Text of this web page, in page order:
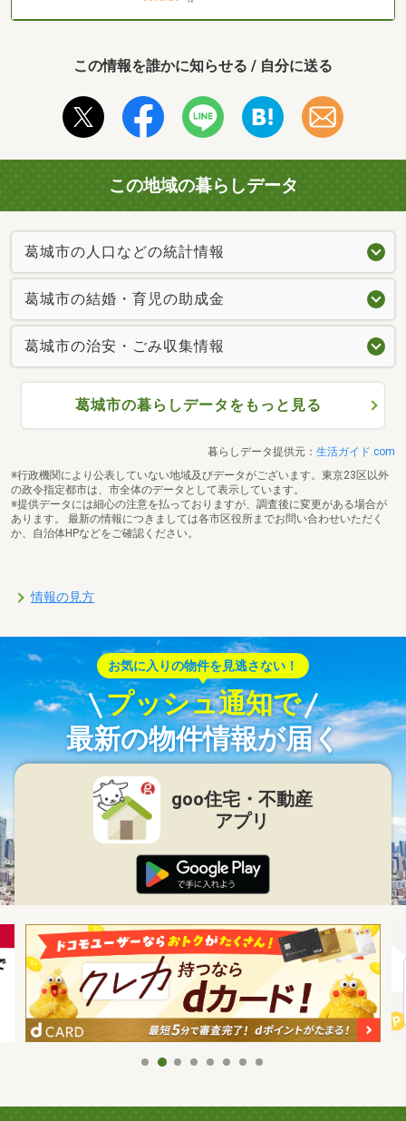
この情報を誰かに知らせる / 自分に送る
この地域の暮らしデータ
葛城市の人口などの統計情報
葛城市の結婚・育児の助成金
葛城市の治安・ごみ収集情報
葛城市の暮らしデータをもっと見る
暮らしデータ提供元： 生活ガイド.com
※行政機関により公表していない地域及びデータがございます。東京23区以外
の政令指定都市は、市全体のデータとして表示しています。
※提供データには細心の注意を払っておりますが、調査後に変更がある場合が
あります。 最新の情報につきましては各市区役所までお問い合わせいただく
か、自治体HPなどをご確認ください。
情報の見方
お気に入りの物件を見逃さない！
プッシュ通知で
最新の物件情報が届く
goo住宅・不動産
アプリ